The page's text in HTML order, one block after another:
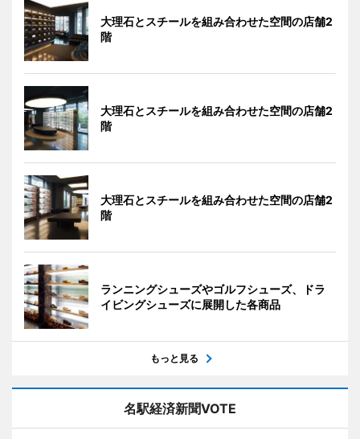
大理石とスチールを組み合わせた空間の店舗2
階
大理石とスチールを組み合わせた空間の店舗2
階
大理石とスチールを組み合わせた空間の店舗2
階
ランニングシューズやゴルフシューズ、ドラ
イビングシューズに展開した各商品
もっと見る
名駅経済新聞VOTE